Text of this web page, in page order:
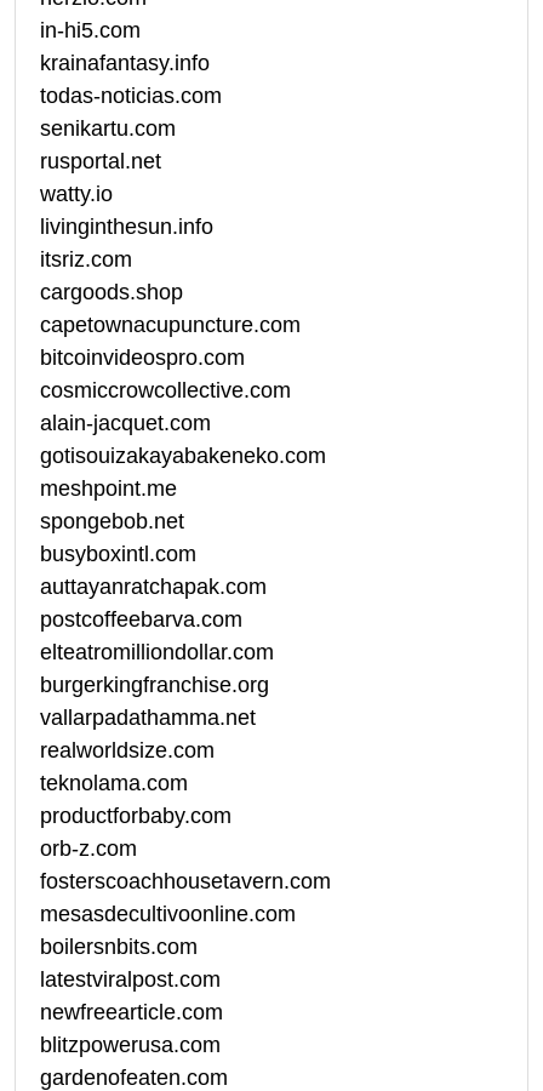
in-hi5.com
krainafantasy.info
todas-noticias.com
senikartu.com
rusportal.net
watty.io
livinginthesun.info
itsriz.com
cargoods.shop
capetownacupuncture.com
bitcoinvideospro.com
cosmiccrowcollective.com
alain-jacquet.com
gotisouizakayabakeneko.com
meshpoint.me
spongebob.net
busyboxintl.com
auttayanratchapak.com
postcoffeebarva.com
elteatromilliondollar.com
burgerkingfranchise.org
vallarpadathamma.net
realworldsize.com
teknolama.com
productforbaby.com
orb-z.com
fosterscoachhousetavern.com
mesasdecultivoonline.com
boilersnbits.com
latestviralpost.com
newfreearticle.com
blitzpowerusa.com
gardenofeaten.com